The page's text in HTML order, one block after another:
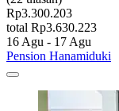
Rp3.300.203
total Rp3.630.223
16 Agu - 17 Agu
Pension Hanamiduki